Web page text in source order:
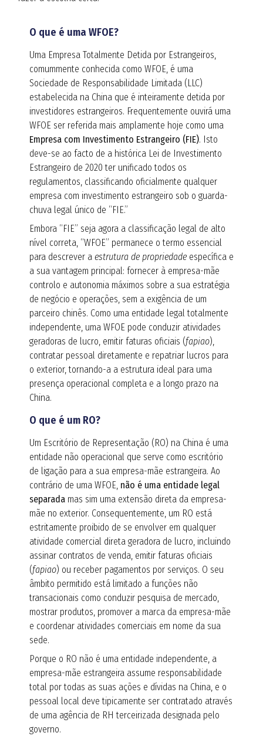
O que é uma WFOE?
Uma Empresa Totalmente Detida por Estrangeiros,
comummente conhecida como WFOE, é uma
Sociedade de Responsabilidade Limitada (LLC)
estabelecida na China que é inteiramente detida por
investidores estrangeiros. Frequentemente ouvirá uma
WFOE ser referida mais amplamente hoje como uma
Empresa com Investimento Estrangeiro (FIE). Isto
deve-se ao facto de a histórica Lei de Investimento
Estrangeiro de 2020 ter unificado todos os
regulamentos, classificando oficialmente qualquer
empresa com investimento estrangeiro sob o guarda-
chuva legal único de “FIE.”
Embora “FIE” seja agora a classificação legal de alto
nível correta, “WFOE” permanece o termo essencial
para descrever a estrutura de propriedade específica e
a sua vantagem principal: fornecer à empresa-mãe
controlo e autonomia máximos sobre a sua estratégia
de negócio e operações, sem a exigência de um
parceiro chinês. Como uma entidade legal totalmente
independente, uma WFOE pode conduzir atividades
geradoras de lucro, emitir faturas oficiais (fapiao),
contratar pessoal diretamente e repatriar lucros para
o exterior, tornando-a a estrutura ideal para uma
presença operacional completa e a longo prazo na
China.
O que é um RO?
Um Escritório de Representação (RO) na China é uma
entidade não operacional que serve como escritório
de ligação para a sua empresa-mãe estrangeira. Ao
contrário de uma WFOE, não é uma entidade legal
separada mas sim uma extensão direta da empresa-
mãe no exterior. Consequentemente, um RO está
estritamente proibido de se envolver em qualquer
atividade comercial direta geradora de lucro, incluindo
assinar contratos de venda, emitir faturas oficiais
(fapiao) ou receber pagamentos por serviços. O seu
âmbito permitido está limitado a funções não
transacionais como conduzir pesquisa de mercado,
mostrar produtos, promover a marca da empresa-mãe
e coordenar atividades comerciais em nome da sua
sede.
Porque o RO não é uma entidade independente, a
empresa-mãe estrangeira assume responsabilidade
total por todas as suas ações e dívidas na China, e o
pessoal local deve tipicamente ser contratado através
de uma agência de RH terceirizada designada pelo
governo.